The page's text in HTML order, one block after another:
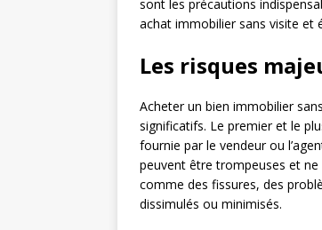
sont les précautions
achat immobilier sans visite et
Les risques
Acheter un bien immobilier
significatifs. Le premier et le
fournie par le vendeur ou
peuvent être trompeuses et
comme des fissures, des
dissimulés ou minimisés.